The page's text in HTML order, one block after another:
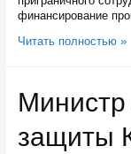
финансирование
В
выращивать
1,7
миллионов
сеянцев
Читать полностью »
защиты